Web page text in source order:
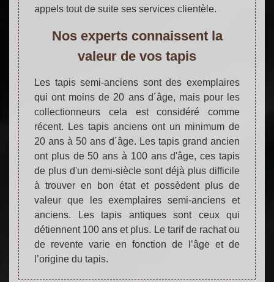
appels tout de suite ses services clientèle.
Nos experts connaissent la
valeur de vos tapis
Les tapis semi-anciens sont des exemplaires
qui ont moins de 20 ans d´âge, mais pour les
collectionneurs cela est considéré comme
récent. Les tapis anciens ont un minimum de
20 ans à 50 ans d´âge. Les tapis grand ancien
ont plus de 50 ans à 100 ans d'âge, ces tapis
de plus d'un demi-siècle sont déjà plus difficile
à trouver en bon état et possèdent plus de
valeur que les exemplaires semi-anciens et
anciens. Les tapis antiques sont ceux qui
détiennent 100 ans et plus. Le tarif de rachat ou
de revente varie en fonction de l’âge et de
l’origine du tapis.